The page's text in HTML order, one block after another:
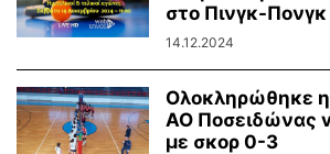
στο Πινγκ-Πονγκ
14.12.2024
Ολοκληρώθηκε
ΑΟ Ποσειδώνας
με σκορ 0-3